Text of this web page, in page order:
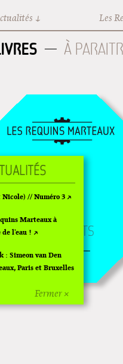
Les
À
LIVRES
GOODIES
ÉVÉNEMENTS
Fermer ×
Nicole) // Numéro 3
Marteaux à
l'eau !
: Simeon van Den
Paris et Bruxelles
2024